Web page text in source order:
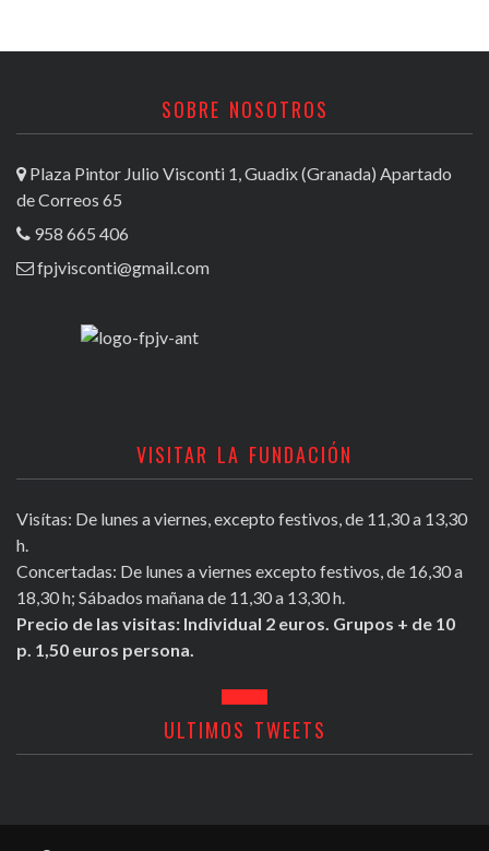
SOBRE NOSOTROS
Plaza Pintor Julio Visconti 1, Guadix (Granada) Apartado
de Correos 65
958 665 406
fpjvisconti@gmail.com
VISITAR LA FUNDACIÓN
Visítas: De lunes a viernes, excepto festivos, de 11,30 a 13,30
h.
Concertadas: De lunes a viernes excepto festivos, de 16,30 a
18,30 h; Sábados mañana de 11,30 a 13,30 h.
Precio de las visitas: Individual 2 euros. Grupos + de 10
p. 1,50 euros persona.
ULTIMOS TWEETS